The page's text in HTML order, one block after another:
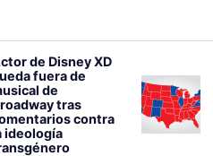
de Disney XD
fuera de
de
tras
contra
ideología